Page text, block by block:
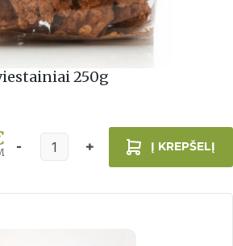
250g
Į KREPŠELĮ